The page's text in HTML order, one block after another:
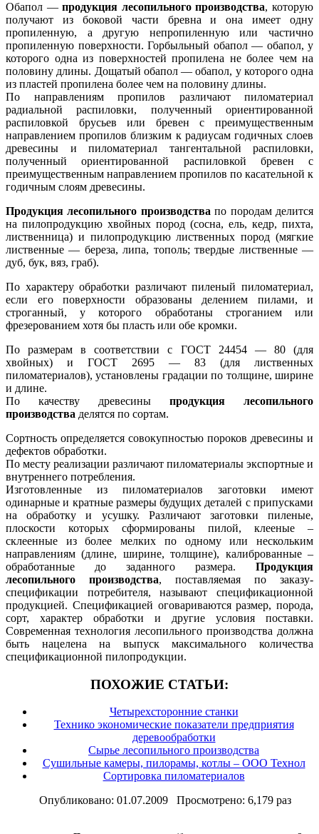
Обапол —продукция лесопильного производства, которую
получают из боковой части бревна и она имеет одну
пропиленную, а другую непропиленную или частично
пропиленную поверхности. Горбыльный обапол — обапол, у
которого одна из поверхностей пропилена не более чем на
половину длины. Дощатый обапол — обапол, у которого одна
из пластей пропилена более чем на половину длины.
По направлениям пропилов различают пиломатериал
радиальной распиловки, полученный ориентированной
распиловкой брусьев или бревен с преимущественным
направлением пропилов близким к радиусам годичных слоев
древесины и пиломатериал тангентальной распиловки,
полученный ориентированной распиловкой бревен с
преимущественным направлением пропилов по касательной к
годичным слоям древесины.
Продукция лесопильного производства по породам делится
на пилопродукцию хвойных пород (сосна, ель, кедр, пихта,
лиственница) и пилопродукцию лиственных пород (мягкие
лиственные — береза, липа, тополь; твердые лиственные —
дуб, бук, вяз, граб).
По характеру обработки различают пиленый пиломатериал,
если его поверхности образованы делением пилами, и
строганный, у которого обработаны строганием или
фрезерованием хотя бы пласть или обе кромки.
По размерам в соответствии с ГОСТ 24454 — 80 (для
хвойных) и ГОСТ 2695 — 83 (для лиственных
пиломатериалов), установлены градации по толщине, ширине
и длине.
По качеству древесины продукция лесопильного
производства делятся по сортам.
Сортность определяется совокупностью пороков древесины и
дефектов обработки.
По месту реализации различают пиломатериалы экспортные и
внутреннего потребления.
Изготовленные из пиломатериалов заготовки имеют
одинарные и кратные размеры будущих деталей с припусками
на обработку и усушку. Различают заготовки пиленые,
плоскости которых сформированы пилой, клееные –
склеенные из более мелких по одному или нескольким
направлениям (длине, ширине, толщине), калиброванные –
обработанные до заданного размера. Продукция
лесопильного производства, поставляемая по заказу-
спецификации потребителя, называют спецификационной
продукцией. Спецификацией оговариваются размер, порода,
сорт, характер обработки и другие условия поставки.
Современная технология лесопильного производства должна
быть нацелена на выпуск максимального количества
спецификационной пилопродукции.
ПОХОЖИЕ СТАТЬИ:
Четырехсторонние станки
Технико экономические показатели предприятия
деревообработки
Сырье лесопильного производства
Сушильные камеры, пилорамы, котлы – ООО Технол
Сортировка пиломатериалов
Опубликовано: 01.07.2009 Просмотрено: 6,179 раз